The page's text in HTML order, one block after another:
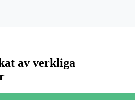
av verkliga